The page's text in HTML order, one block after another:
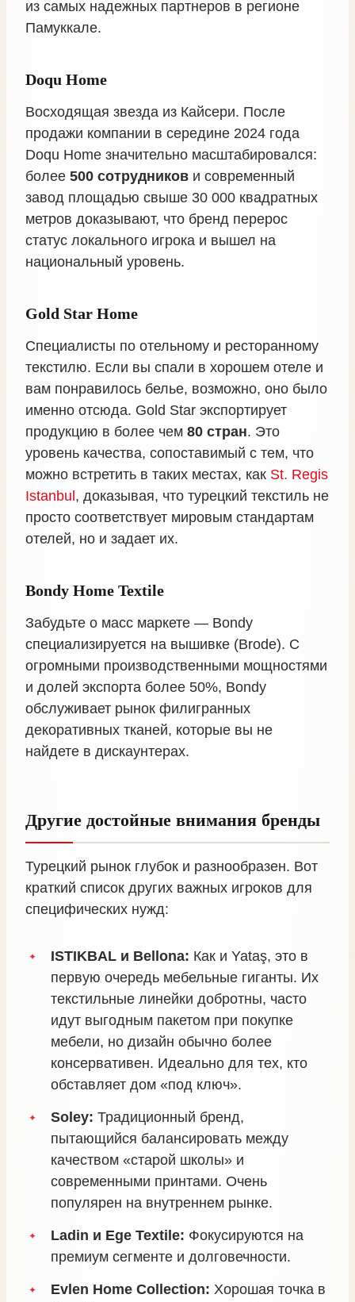
из самых надежных партнеров в регионе
Памуккале.
Doqu Home
Восходящая звезда из Кайсери. После
продажи компании в середине 2024 года
Doqu Home значительно масштабировался:
более 500 сотрудников и современный
завод площадью свыше 30 000 квадратных
метров доказывают, что бренд перерос
статус локального игрока и вышел на
национальный уровень.
Gold Star Home
Специалисты по отельному и ресторанному
текстилю. Если вы спали в хорошем отеле и
вам понравилось белье, возможно, оно было
именно отсюда. Gold Star экспортирует
продукцию в более чем 80 стран. Это
уровень качества, сопоставимый с тем, что
можно встретить в таких местах, как St. Regis
Istanbul, доказывая, что турецкий текстиль не
просто соответствует мировым стандартам
отелей, но и задает их.
Bondy Home Textile
Забудьте о масс маркете — Bondy
специализируется на вышивке (Brode). С
огромными производственными мощностями
и долей экспорта более 50%, Bondy
обслуживает рынок филигранных
декоративных тканей, которые вы не
найдете в дискаунтерах.
Другие достойные внимания бренды
Турецкий рынок глубок и разнообразен. Вот
краткий список других важных игроков для
специфических нужд:
ISTIKBAL и Bellona: Как и Yataş, это в
первую очередь мебельные гиганты. Их
текстильные линейки добротны, часто
идут выгодным пакетом при покупке
мебели, но дизайн обычно более
консервативен. Идеально для тех, кто
обставляет дом «под ключ».
Soley: Традиционный бренд,
пытающийся балансировать между
качеством «старой школы» и
современными принтами. Очень
популярен на внутреннем рынке.
Ladin и Ege Textile: Фокусируются на
премиум сегменте и долговечности.
Evlen Home Collection: Хорошая точка в